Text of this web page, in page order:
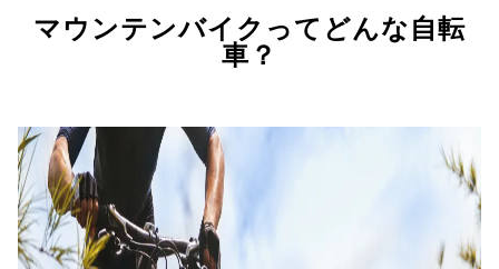
マウンテンバイクってどんな自転
車？